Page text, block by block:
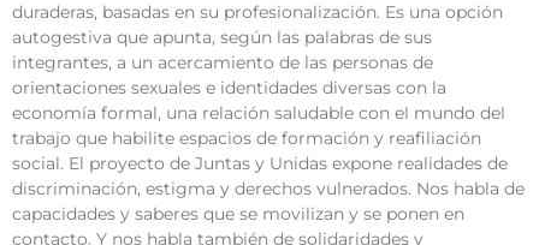
duraderas, basadas en su profesionalización. Es una opción
autogestiva que apunta, según las palabras de sus
integrantes, a un acercamiento de las personas de
orientaciones sexuales e identidades diversas con la
economía formal, una relación saludable con el mundo del
trabajo que habilite espacios de formación y reafiliación
social. El proyecto de Juntas y Unidas expone realidades de
discriminación, estigma y derechos vulnerados. Nos habla de
capacidades y saberes que se movilizan y se ponen en
contacto. Y nos habla también de solidaridades y